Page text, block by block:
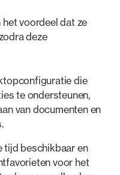
voordeel dat ze
deze
die
te ondersteunen,
van documenten en
tijd beschikbaar en
voor het